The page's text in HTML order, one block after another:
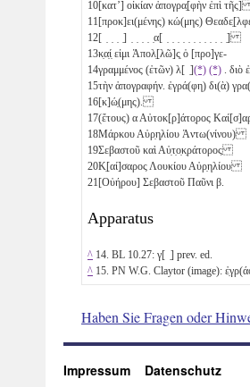
10[κατʼ] οἰκίαν ἀπογρα̣[φὴν ἐπὶ
11 [προκ]ει(μένης) κώ(μης)
12[ ̣ ̣ ̣ ̣] ̣ ̣ ̣ ̣ ̣α[ ̣ ̣ ̣ ̣ ̣ ̣ ̣ ̣ ̣ ̣ ̣ ̣]
13κ̣α̣ί̣ εἰμι Ἀπολ̣[λῶ]ς̣ ὁ [προ]γε-
14γραμμένος (ἐτῶν) λ[ ̣](*) (*) .
15τὴν ἀπογραφήν. ἐγρά(φη) δι(ὰ)
16[κ]ώ̣(μης).
17(ἔτους) α Αὐτοκ[ρ]άτο̣ρος
18Μάρκου Αὐρ̣η̣λίου Ἀντω(νίνου)
19Σεβαστοῦ καὶ Αὐ̣τ̣ο̣κ̣ράτορος
20Κ̣[αί]σαρος Λουκίου Αὐρ̣ηλίου
21 [Οὐήρου] Σεβαστοῦ Παῦνι β
Apparatus
^ 14. BL 10.27: γ[ ̣] prev. ed.
^ 15. PN W.G. Claytor (image):
Haben Sie Fragen oder
Impressum Datenschutz